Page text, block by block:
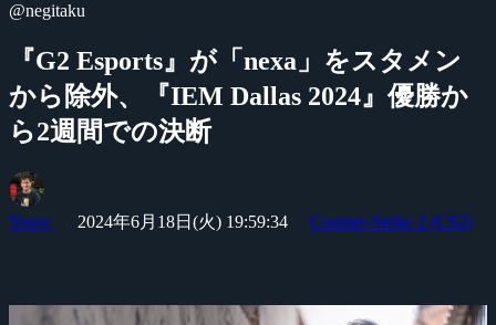
@negitaku
『G2 Esports』が「nexa」をスタメン
から除外、『IEM Dallas 2024』優勝か
ら2週間での決断
Yossy 2024年6月18日(火) 19:59:34 Counter-Strike 2 (CS2)